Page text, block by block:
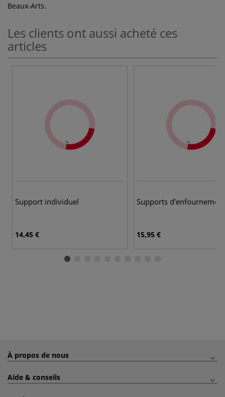
Beaux-Arts.
Les clients ont aussi acheté ces
articles
Support individuel
14,45 €
Supports d'enfournement
15,95 €
À propos de nous
Aide & conseils